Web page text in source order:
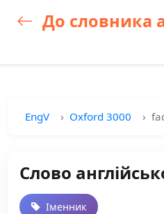
До словника
EngV Oxford 3000
Слово
Іменник